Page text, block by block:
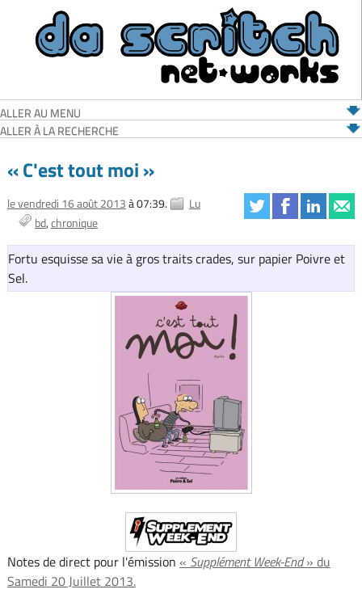
ALLER AU MENU
ALLER À LA RECHERCHE
« C'est tout moi »
le vendredi 16 août 2013à 07:39.
Lu
bd chronique
Fortu esquisse sa vie à gros traits crades, sur papier Poivre et
Sel.
Notes de direct pour l'émission « Supplément Week-End» du
Samedi 20 Juillet 2013.